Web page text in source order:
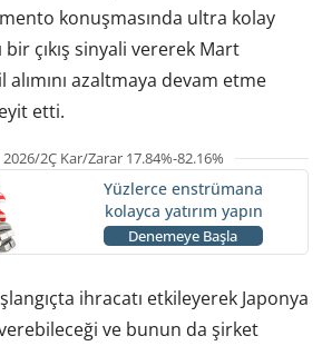
konuşmasında ultra kolay
çıkış sinyali vererek Mart
azaltmaya devam etme
etti.
2Ç Kar/Zarar 17.84%-82.16%
Yüzlerce enstrümana
kolayca yatırım yapın
Denemeye Başla
ihracatı etkileyerek Japonya
ve bunun da şirket